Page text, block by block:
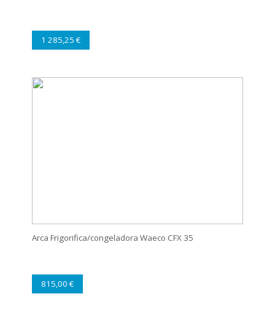
1 285,25 €
Arca Frigorifica/congeladora Waeco CFX 35
815,00 €